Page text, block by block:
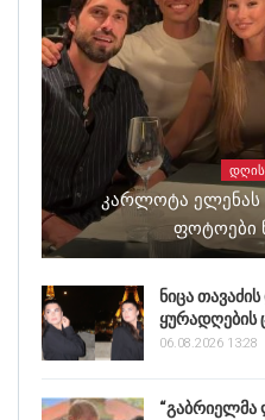
Კარლოტა Ელენას
Ფოტოები
ნიცა
ყურადღების
06.08.2026 13:28
“გაბრიელმა